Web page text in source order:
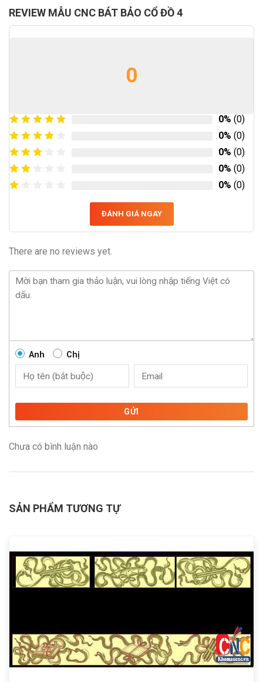
REVIEW MẪU CNC BÁT BẢO CỔ ĐỒ 4
0
0% (0)
0% (0)
0% (0)
0% (0)
0% (0)
ĐÁNH GIÁ NGAY
There are no reviews yet.
Anh Chị
GỬI
Chưa có bình luận nào
SẢN PHẨM TƯƠNG TỰ